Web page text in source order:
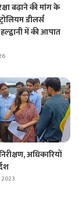
बढ़ाने की मांग के
डीलर्स
में की आपात
अधिकारियों